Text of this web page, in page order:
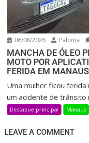
06/08/2026 Paloma
MANCHA DE ÓLEO
MOTO POR
FERIDA EM MANAUS
Uma mulher ficou
um acidente de trânsito
Destaque principal Manaus
LEAVE A COMMENT